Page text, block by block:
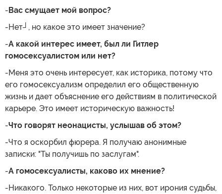
-Вас смущает мой вопрос?
-Нет┘, но какое это имеет значение?
-А какой интерес имеет, был ли Гитлер
гомосексуалистом или нет?
-Меня это очень интересует, как историка, потому что
его гомосексуализм определил его общественную
жизнь и дает объяснение его действиям в политической
карьере. Это имеет историческую важность!
-Что говорят неонацисты, услышав об этом?
-Что я оскорбил фюрера. Я получаю анонимные
записки: "Ты получишь по заслугам".
-А гомосексуалисты, каково их мнение?
-Никакого. Только некоторые из них, вот ирония судьбы,